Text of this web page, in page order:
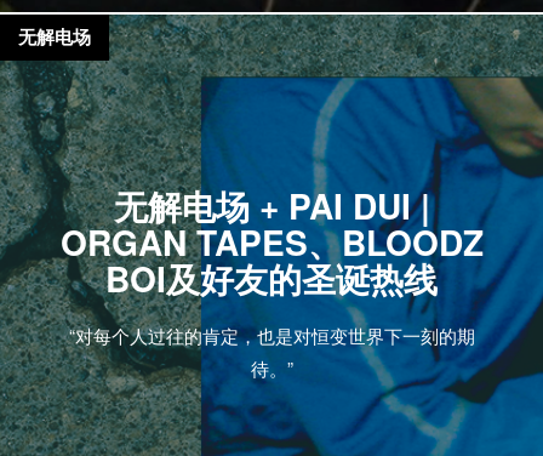
无解电场 + PAI DUI |
ORGAN TAPES、BLOODZ
BOI及好友的圣诞热线
“对每个人过往的肯定，也是对恒变世界下一刻的期
待。”
无解电场